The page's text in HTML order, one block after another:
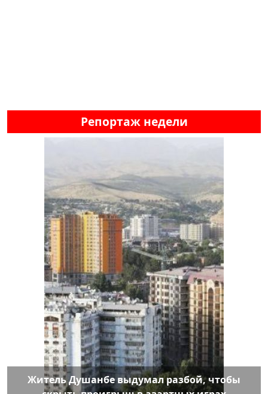
Репортаж недели
Житель Душанбе выдумал разбой, чтобы